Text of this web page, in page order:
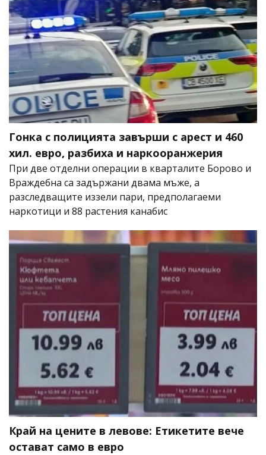
Гонка с полицията завърши с арест и 460
хил. евро, разбиха и наркооранжерия
При две отделни операции в кварталите Борово и
Враждебна са задържани двама мъже, а
разследващите иззели пари, предполагаеми
наркотици и 88 растения канабис
Край на цените в левове: Етикетите вече
остават само в евро